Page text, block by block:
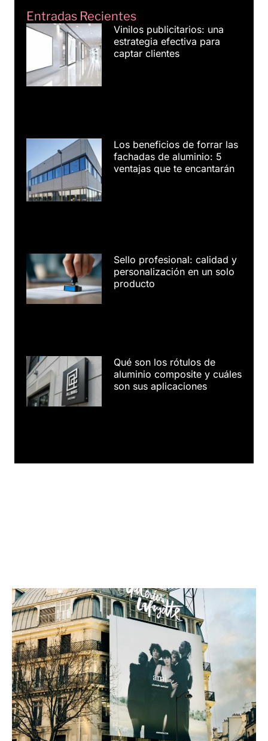
Entradas Recientes
Vinilos publicitarios: una
estrategia efectiva para
captar clientes
Los beneficios de forrar las
fachadas de aluminio: 5
ventajas que te encantarán
Sello profesional: calidad y
personalización en un solo
producto
Qué son los rótulos de
aluminio composite y cuáles
son sus aplicaciones